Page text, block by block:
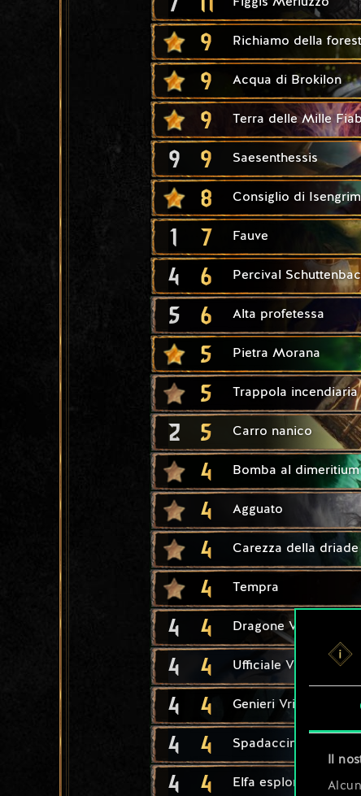
Il
9 Richiamo della
9 Acqua di Brokilon
9 Terra delle Mille
9 9 Saesenthessis
8 Consiglio di Isengrim
1 7 Fauve
4 6 Percival
5 6 Alta profetessa
5 Pietra Morana
5 Trappola incendiaria
2 5 Carro nanico
4 Bomba al dimeritium
4 Agguato
4 Carezza della driade
4 Tempra
4 4 Dragone Vrihedd
4 4 Ufficiale Vrihedd
4 4 Genieri Vrihedd
4 4 Spadaccino elfico
4 4 Elfa esploratrice